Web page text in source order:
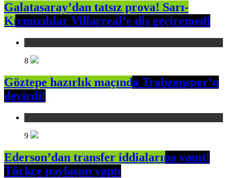
Galatasaray’dan tatsız prova! Sarı-
Kırmızılılar Villarreal’e diş geçiremedi
8
Göztepe hazırlık maçında Trabzonspor’u
devirdi!
9
Ederson’dan transfer iddialarına yanıt!
Türkçe paylaşım yaptı